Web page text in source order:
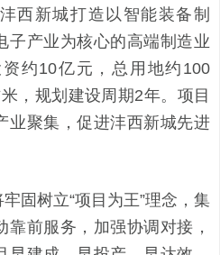
西新城打造以智能装备制
子产业为核心的高端制造业
约10亿元，总用地约100
，规划建设周期2年。项目
业聚集，促进沣西新城先进
固树立“项目为王”理念，集
前服务，加强协调对接，